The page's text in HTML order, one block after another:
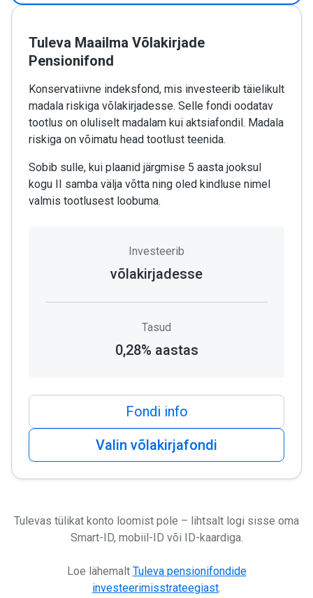
Tuleva Maailma Võlakirjade
Pensionifond
Konservatiivne indeksfond, mis investeerib täielikult
madala riskiga võlakirjadesse. Selle fondi oodatav
tootlus on oluliselt madalam kui aktsiafondil. Madala
riskiga on võimatu head tootlust teenida.
Sobib sulle, kui plaanid järgmise 5 aasta jooksul
kogu II samba välja võtta ning oled kindluse nimel
valmis tootlusest loobuma.
Investeerib
võlakirjadesse
Tasud
0,28% aastas
Fondi info
Valin võlakirjafondi
Tulevas tülikat konto loomist pole – lihtsalt logi sisse oma
Smart-ID, mobiil-ID või ID-kaardiga.
Loe lähemalt Tuleva pensionifondide
investeerimisstrateegiast.